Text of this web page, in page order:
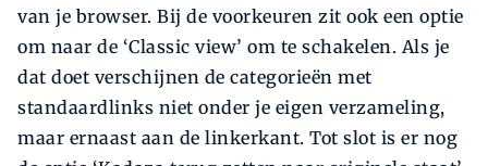
van je browser. Bij de voorkeuren zit ook een optie
om naar de ‘Classic view’ om te schakelen. Als je
dat doet verschijnen de categorieën met
standaardlinks niet onder je eigen verzameling,
maar ernaast aan de linkerkant. Tot slot is er nog